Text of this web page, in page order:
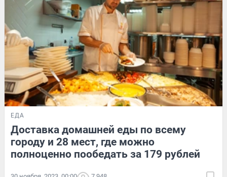
ЕДА
Доставка домашней еды по всему
городу и 28 мест, где можно
полноценно пообедать за 179 рублей